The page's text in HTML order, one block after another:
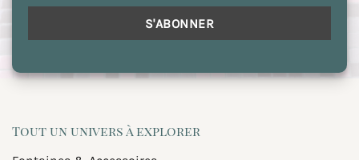
Tout un univers à explorer